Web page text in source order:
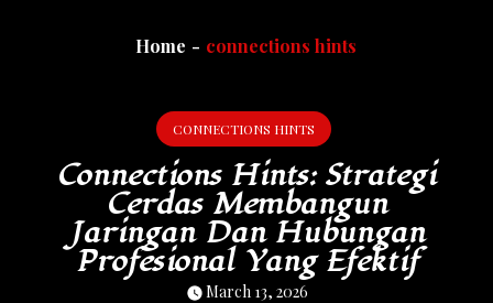
Home connections hints
CONNECTIONS HINTS
Connections Hints: Strategi
Cerdas Membangun
Jaringan Dan Hubungan
Profesional Yang Efektif
March 13, 2026